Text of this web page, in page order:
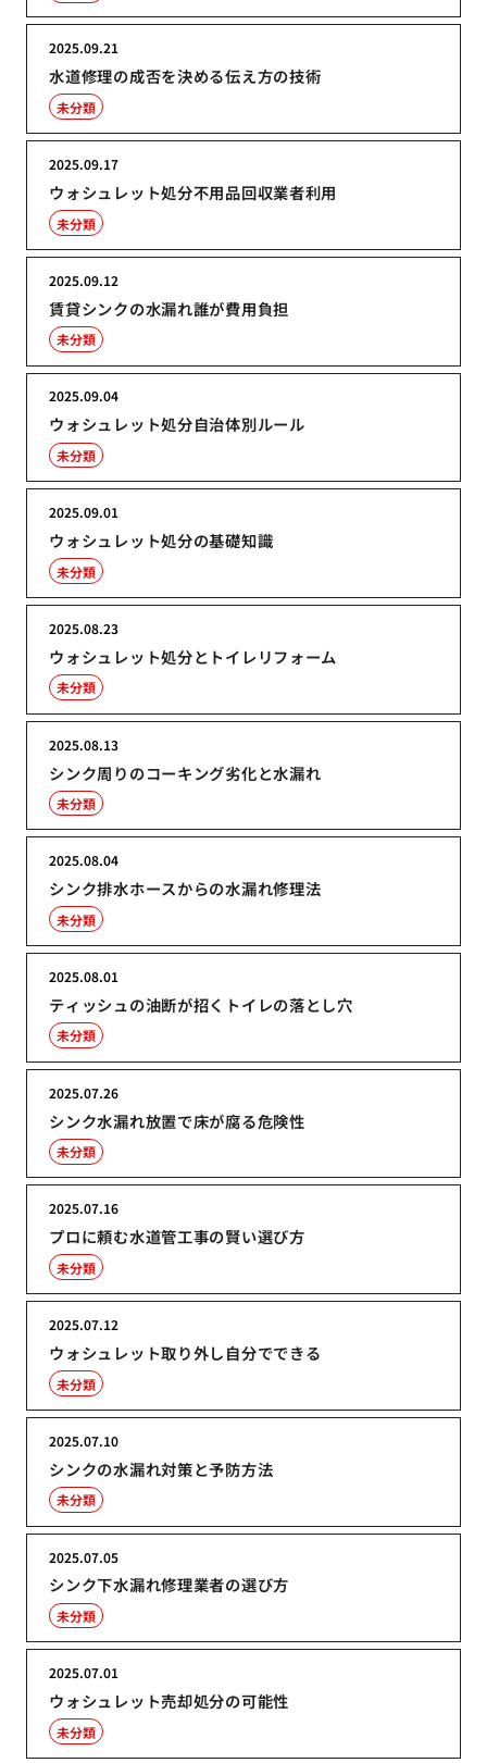
水道修理の成否を決める伝え方の技術
2025.09.21
未分類
ウォシュレット処分不用品回収業者利用
2025.09.17
未分類
賃貸シンクの水漏れ誰が費用負担
2025.09.12
未分類
ウォシュレット処分自治体別ルール
2025.09.04
未分類
ウォシュレット処分の基礎知識
2025.09.01
未分類
ウォシュレット処分とトイレリフォーム
2025.08.23
未分類
シンク周りのコーキング劣化と水漏れ
2025.08.13
未分類
シンク排水ホースからの水漏れ修理法
2025.08.04
未分類
ティッシュの油断が招くトイレの落とし穴
2025.08.01
未分類
シンク水漏れ放置で床が腐る危険性
2025.07.26
未分類
プロに頼む水道管工事の賢い選び方
2025.07.16
未分類
ウォシュレット取り外し自分でできる
2025.07.12
未分類
シンクの水漏れ対策と予防方法
2025.07.10
未分類
シンク下水漏れ修理業者の選び方
2025.07.05
未分類
ウォシュレット売却処分の可能性
2025.07.01
未分類